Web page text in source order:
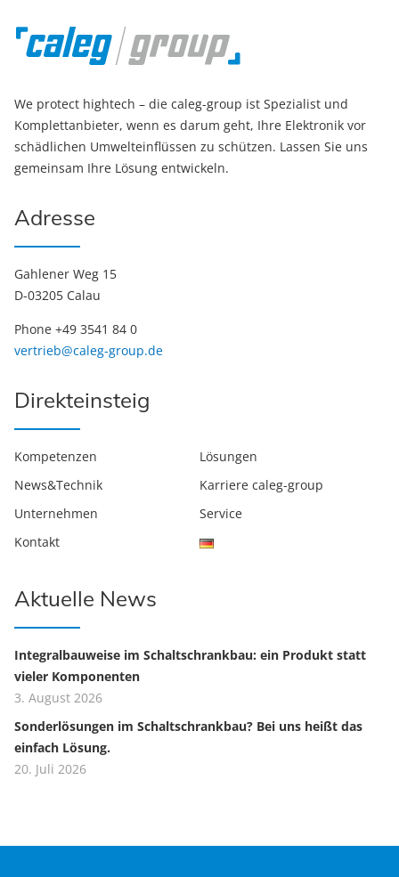
We protect hightech – die caleg-group ist Spezialist und
Komplettanbieter, wenn es darum geht, Ihre Elektronik vor
schädlichen Umwelteinflüssen zu schützen. Lassen Sie uns
gemeinsam Ihre Lösung entwickeln.
Adresse
Gahlener Weg 15
D-03205 Calau
Phone +49 3541 84 0
vertrieb@caleg-group.de
Direkteinsteig
Kompetenzen
Lösungen
News&Technik
Karriere caleg-group
Unternehmen
Service
Kontakt
Aktuelle News
Integralbauweise im Schaltschrankbau: ein Produkt statt
vieler Komponenten
3. August 2026
Sonderlösungen im Schaltschrankbau? Bei uns heißt das
einfach Lösung.
20. Juli 2026